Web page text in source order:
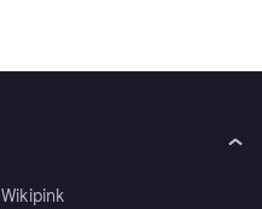
Wikipink